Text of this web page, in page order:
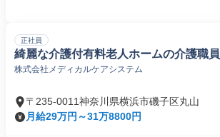
正社員
綺麗な介護付有料老人ホームの介護職員
株式会社メディカルケアシステム
〒235-0011神奈川県横浜市磯子区丸山
月給29万円～31万8800円